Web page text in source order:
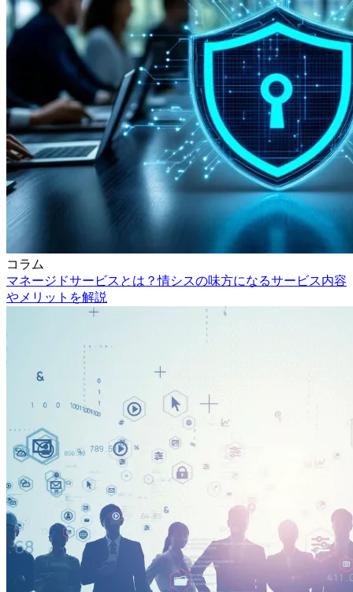
コラム
マネージドサービスとは？情シスの味方になるサービス内容
やメリットを解説